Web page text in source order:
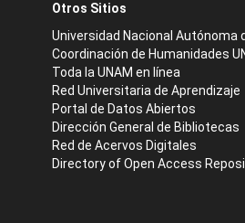
Otros Sitios
Universidad Nacional Autónoma
Coordinación de Humanidades
Toda la UNAM en línea
Red Universitaria de Aprendizaje
Portal de Datos Abiertos
Dirección General de Bibliotecas
Red de Acervos Digitales
Directory of Open Access